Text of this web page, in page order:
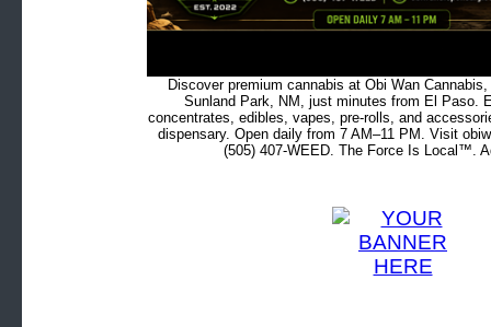
Discover premium cannabis at Obi Wan
Sunland Park, NM, just minutes from El Paso.
concentrates, edibles, vapes, pre-rolls, and
dispensary. Open daily from 7 AM–11 PM. Visit
(505) 407-WEED. The Force Is Local™.